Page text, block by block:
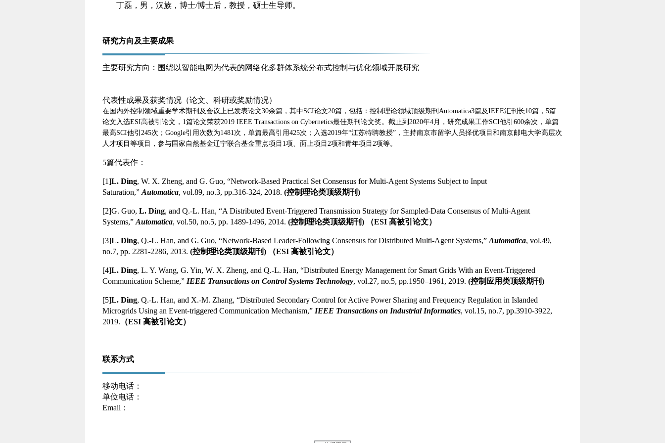
丁磊，男，汉族，博士/博士后， 教授， 硕士生导师。
研究方向及主要成果
主要研究方向：围绕以智能电网为代表的网络化多群体系统分布式控制与优化领域开展研究
代表性成果及获奖情况（论文、科研或奖励情况）
在国内外控制领域重要学术期刊及会议上已发表论文30余篇，其中SCI论文20篇，包括：控制理论领域顶级期刊 Automatica3篇及IEEE汇刊长10篇， 5篇
论文入选ESI高被引论文， 1篇论文荣获2019 IEEE Transactions on Cybernetics最佳期刊论文奖。截止到 2020年4月，研究成果工作SCI他引 600余次，单篇
最高SCI他引 245次； Google引用次数为1481次，单篇最高引用425次； 入选2019年“江苏特聘教授” ，主持南京市留学人员择优项目和南京邮电大学高层次
人才项目等项目，参与国家自然基金辽宁联合基金重点项目 1项、面上项目 2项和青年项目 2项等。
5篇代表作：
[1]L. Ding, W. X. Zheng, and G. Guo, “Network-Based Practical Set Consensus for Multi-Agent Systems Subject to Input
Saturation,” Automatica, vol.89, no.3, pp.316-324, 2018. (控制理论类顶级期刊 )
[2]G. Guo, L. Ding, and Q.-L. Han, “A Distributed Event-Triggered Transmission Strategy for Sampled-Data Consensus of Multi-Agent
Systems,” Automatica, vol.50, no.5, pp. 1489-1496, 2014. (控制理论类顶级期刊 ) （ESI 高被引论文）
[3]L. Ding, Q.-L. Han, and G. Guo, “Network-Based Leader-Following Consensus for Distributed Multi-Agent Systems,” Automatica, vol.49,
no.7, pp. 2281-2286, 2013. (控制理论类顶级期刊 ) （ESI 高被引论文）
[4]L. Ding, L. Y. Wang, G. Yin, W. X. Zheng, and Q.-L. Han, “Distributed Energy Management for Smart Grids With an Event-Triggered
Communication Scheme,” IEEE Transactions on Control Systems Technology, vol.27, no.5, pp.1950–1961, 2019. (控制应用类顶级期刊 )
[5]L. Ding, Q.-L. Han, and X.-M. Zhang, “Distributed Secondary Control for Active Power Sharing and Frequency Regulation in Islanded
Microgrids Using an Event-triggered Communication Mechanism,” IEEE Transactions on Industrial Informatics, vol.15, no.7, pp.3910-3922,
2019. （ESI 高被引论文）
联系方式
移动电话：
单位电话：
Email ：